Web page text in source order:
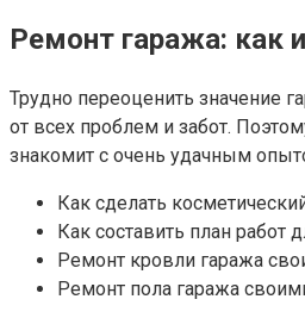
Ремонт гаража: как
Трудно переоценить значение
от всех проблем и забот.
знакомит с очень удачным
Как сделать
Как составить план работ
Ремонт кровли гаража
Ремонт пола гаража